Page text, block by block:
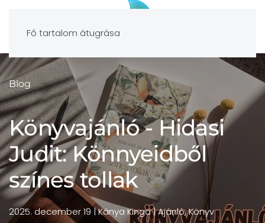
Fő tartalom átugrása
Blog
Könyvajánló - Hidasi
Judit: Könnyeidből
színes tollak
2025. december 19 | Kánya Kinga |Ajánló,Könyv